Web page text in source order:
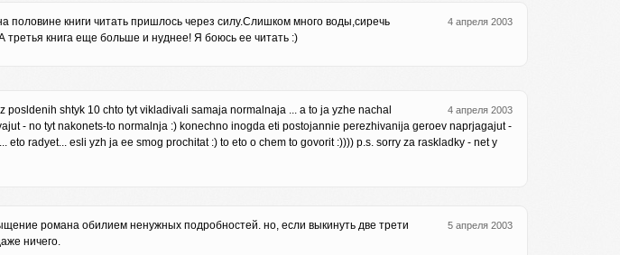
4 апреля 2003
половине книги читать пришлось через силу.Слишком много воды,сиречь
книга еще больше и нуднее! Я боюсь ее читать :)
4 апреля 2003
posldenih shtyk 10 chto tyt vikladivali samaja normalnaja ... a to ja yzhe nachal
- no tyt nakonets-to normalnja :) konechno inogda eti postojannie perezhivanija geroev naprjagajut -
eto radyet... esli yzh ja ee smog prochitat :) to eto o chem to govorit :)))) p.s. sorry za raskladky - net y
5 апреля 2003
романа обилием ненужных подробностей. но, если выкинуть две трети
ничего.